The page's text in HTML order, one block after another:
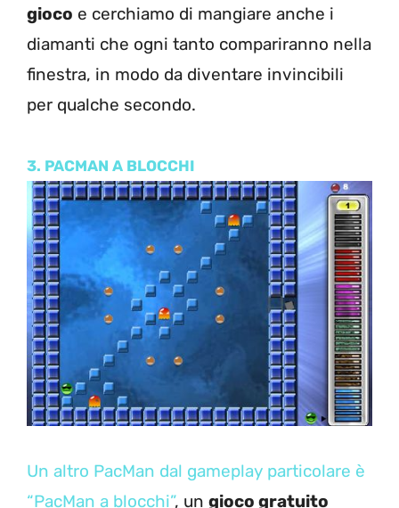
gioco e cerchiamo di mangiare anche i
diamanti che ogni tanto compariranno nella
finestra, in modo da diventare invincibili
per qualche secondo.
3. PACMAN A BLOCCHI
Un altro PacMan dal gameplay particolare è
“PacMan a blocchi”, un gioco gratuito